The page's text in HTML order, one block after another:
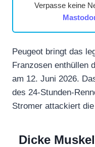
Verpasse keine
Peugeot bringt das
Franzosen enthüllen
am 12. Juni 2026.
des 24-Stunden-
Stromer attackiert
Dicke